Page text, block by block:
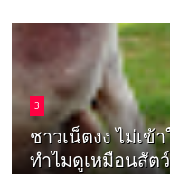
3
ชาวเน็ตงง ไม่เข้
ทำไมดูเหมือนสัต